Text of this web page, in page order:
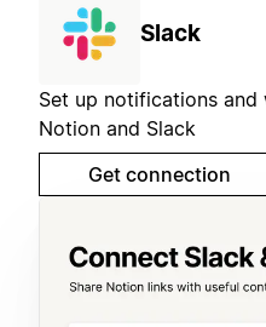
Slack
Set up notifications
Notion and Slack
Get connection